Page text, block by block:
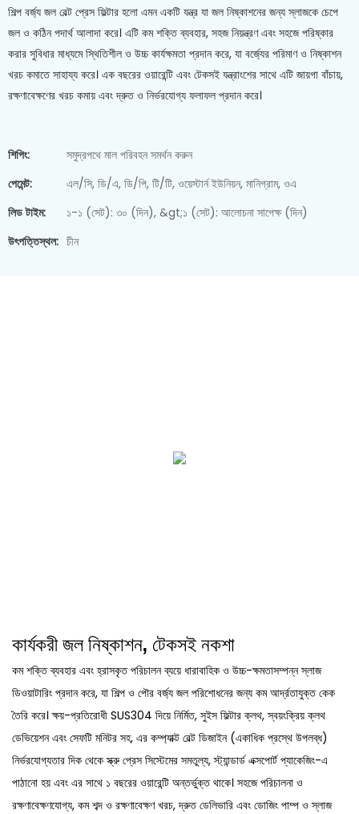
শিল্প বর্জ্য জল বেল্ট প্রেস ফিল্টার হলো এমন একটি যন্ত্র যা জল নিষ্কাশনের জন্য স্লাজকে চেপে
জল ও কঠিন পদার্থ আলাদা করে। এটি কম শক্তি ব্যবহার, সহজ নিয়ন্ত্রণ এবং সহজে পরিষ্কার
করার সুবিধার মাধ্যমে স্থিতিশীল ও উচ্চ কার্যক্ষমতা প্রদান করে, যা বর্জ্যের পরিমাণ ও নিষ্কাশন
খরচ কমাতে সাহায্য করে। এক বছরের ওয়ারেন্টি এবং টেকসই যন্ত্রাংশের সাথে এটি জায়গা বাঁচায়,
রক্ষণাবেক্ষণের খরচ কমায় এবং দ্রুত ও নির্ভরযোগ্য ফলাফল প্রদান করে।
শিপিং:
সমুদ্রপথে মাল পরিবহন সমর্থন করুন
পেমেন্ট:
এল/সি, ডি/এ, ডি/পি, টি/টি, ওয়েস্টার্ন ইউনিয়ন, মানিগ্রাম, ওএ
লিড টাইম:
১-১ (সেট): ৩০ (দিন), &gt;১ (সেট): আলোচনা সাপেক্ষ (দিন)
উৎপত্তিস্থল: চীন
কার্যকরী জল নিষ্কাশন, টেকসই নকশা
কম শক্তি ব্যবহার এবং হ্রাসকৃত পরিচালন ব্যয়ে ধারাবাহিক ও উচ্চ-ক্ষমতাসম্পন্ন স্লাজ
ডিওয়াটারিং প্রদান করে, যা শিল্প ও পৌর বর্জ্য জল পরিশোধনের জন্য কম আর্দ্রতাযুক্ত কেক
তৈরি করে। ক্ষয়-প্রতিরোধী SUS304 দিয়ে নির্মিত, সুইস ফিল্টার ক্লথ, স্বয়ংক্রিয় ক্লথ
ডেভিয়েশন এবং সেফটি মনিটর সহ, এর কম্প্যাক্ট বেল্ট ডিজাইন (একাধিক প্রস্থে উপলব্ধ)
নির্ভরযোগ্যতার দিক থেকে স্ক্রু প্রেস সিস্টেমের সমতুল্য, স্ট্যান্ডার্ড এক্সপোর্ট প্যাকেজিং-এ
পাঠানো হয় এবং এর সাথে ১ বছরের ওয়ারেন্টি অন্তর্ভুক্ত থাকে। সহজে পরিচালনা ও
রক্ষণাবেক্ষণযোগ্য, কম শব্দ ও রক্ষণাবেক্ষণ খরচ, দ্রুত ডেলিভারি এবং ডোজিং পাম্প ও স্লাজ